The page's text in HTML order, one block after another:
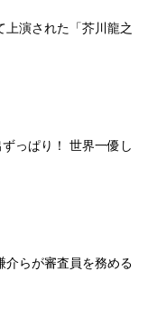
上演された「芥川龍之
っぱり！ 世界一優し
介らが審査員を務める